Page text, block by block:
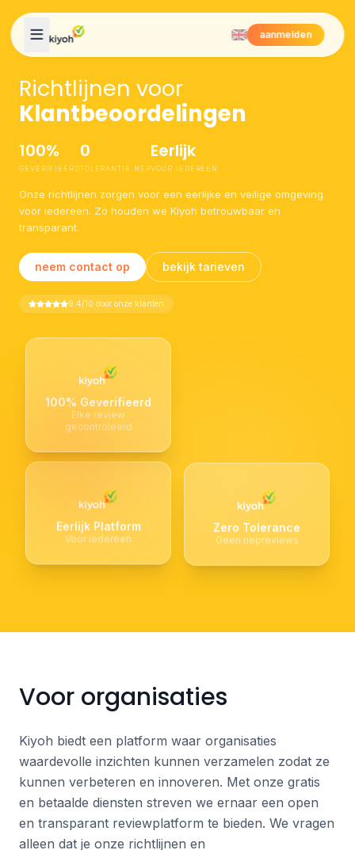
Skip to content
aanmelden
Richtlijnen voor
Klantbeoordelingen
100%
GEVERIFIEERD
0
TOLERANTIE NEP
Eerlijk
VOOR IEDEREEN
Onze richtlijnen zorgen voor een eerlijke en veilige omgeving
voor iedereen. Zo houden we Kiyoh betrouwbaar en
transparant.
neem contact op bekijk tarieven
9.4/10 door onze klanten
100% Geverifieerd
Elke review
gecontroleerd
Zero Tolerance
Geen nepreviews
Eerlijk Platform
Voor iedereen
Voor organisaties
Kiyoh biedt een platform waar organisaties
waardevolle inzichten kunnen verzamelen zodat ze
kunnen verbeteren en innoveren. Met onze gratis
en betaalde diensten streven we ernaar een open
en transparant reviewplatform te bieden. We vragen
alleen dat je onze richtlijnen en